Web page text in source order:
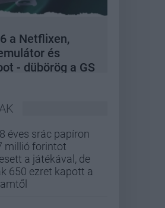
a Netflixen,
és
- dübörög a GS
éves srác papíron
millió forintot
a játékával, de
650 ezret kapott a